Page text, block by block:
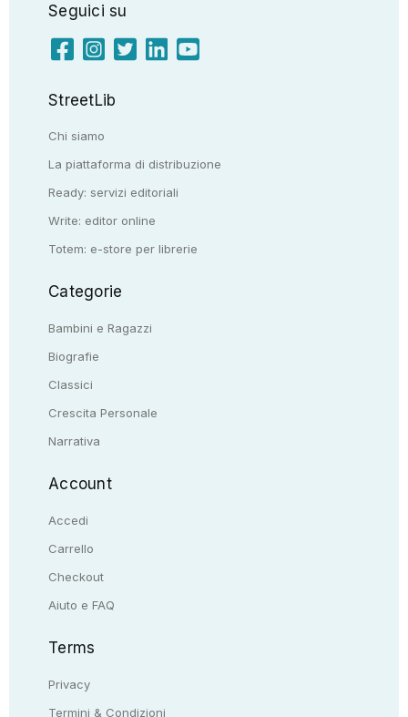
Seguici su
StreetLib
Chi siamo
La piattaforma di distribuzione
Ready: servizi editoriali
Write: editor online
Totem: e-store per librerie
Categorie
Bambini e Ragazzi
Biografie
Classici
Crescita Personale
Narrativa
Account
Accedi
Carrello
Checkout
Aiuto e FAQ
Terms
Privacy
Termini & Condizioni